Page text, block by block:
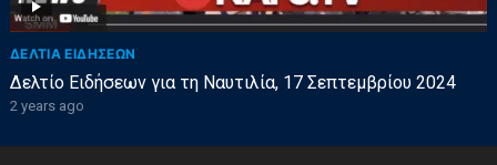
ΔΕΛΤΙΑ ΕΙΔΗΣΕΩΝ
Δελτίο Ειδήσεων για τη Ναυτιλία, 17 Σεπτεμβρίου 2024
2 years ago